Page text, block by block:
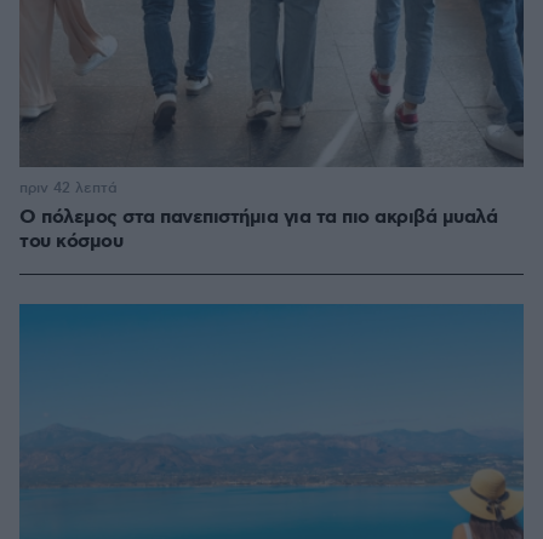
Ο πόλεμος στα πανεπιστήμια για τα πιο ακριβά μυαλά
του κόσμου
πριν 42 λεπτά